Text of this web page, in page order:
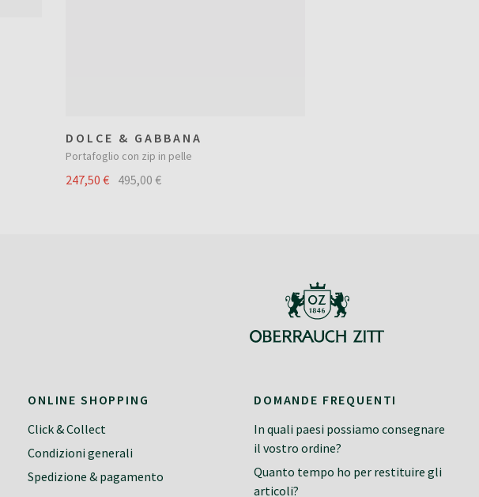
DOLCE & GABBANA
Portafoglio con zip in pelle
247,50 € 495,00 €
ONLINE SHOPPING
Click & Collect
Condizioni generali
Spedizione & pagamento
DOMANDE FREQUENTI
In quali paesi possiamo consegnare
il vostro ordine?
Quanto tempo ho per restituire gli
articoli?